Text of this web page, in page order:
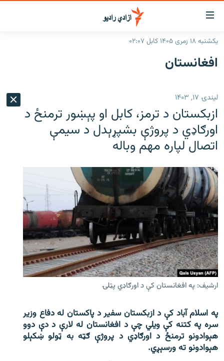
د
لاسرسۍ
وړ
لېنکونه
اصلي
ته
ورتلل
اصلي
مېنو
ورتلل
لټون
پاڼې
ته
مراجعه
کورپاڼه
راپورونه
سیمه
منځنی ختیځ
نړۍ
افغانستان
نړۍ
د خپرونو جدول
مرکې
اونیزې خپرونې
ورزش
د کډوالۍ بحران
'کووېډ-۱۹'
اړیکه
دري پاڼه
Azadi English
د ازادې اروپا/ ازادي راډيو ټولې پاڼې
یکشنبه ۱۸ زمری ۱۴۰۵ کابل ۰۲:۰۷
افغانستان
لیندۍ ۱۷, ۱۴۰۳
ازبکستان د ترمز، کابل او پېښور ترمنځ د
اورګاډي د پروژې بشپړېدل د سیمې
اتصال لپاره مهم وباله
ارشیف: په افغانستان کې د اورګاډي پټلۍ
په اسلام آباد کې د ازبکستان سفیر د پاکستان له دفاع وزیر
سره په کتنه کې ویلي چې د افغانستان له لارې د دې دوو
هېوادونو ترمنځ د اورګاډي د پروژې ګټه به ټولو ښکېلو
هېوادونو ته ورسېږي.